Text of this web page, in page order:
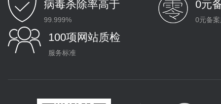
病毒杀除率高于
99.999%
0元
0元备
100项网站质检
服务标准